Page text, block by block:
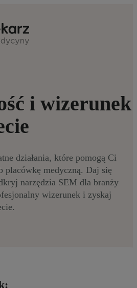
i wizerunek
działania, które pomogą Ci
placówkę medyczną. Daj się
narzędzia SEM dla branży
wizerunek i zyskaj